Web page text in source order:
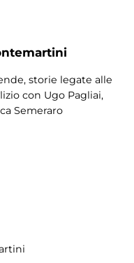
storie legate alle
con Ugo Pagliai,
Semeraro